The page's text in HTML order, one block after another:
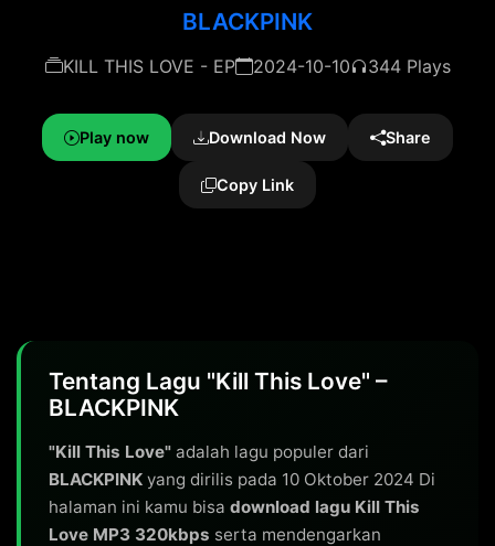
BLACKPINK
KILL THIS LOVE - EP 2024-10-10 344 Plays
Play now Download Now Share
Copy Link
Tentang Lagu "Kill This Love" –
BLACKPINK
"Kill This Love" adalah lagu populer dari
BLACKPINK yang dirilis pada 10 Oktober 2024 Di
halaman ini kamu bisa download lagu Kill This
Love MP3 320kbps serta mendengarkan